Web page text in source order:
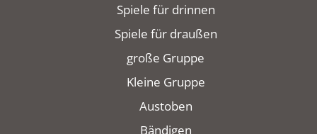
Spiele für drinnen
Spiele für draußen
große Gruppe
Kleine Gruppe
Austoben
Bändigen